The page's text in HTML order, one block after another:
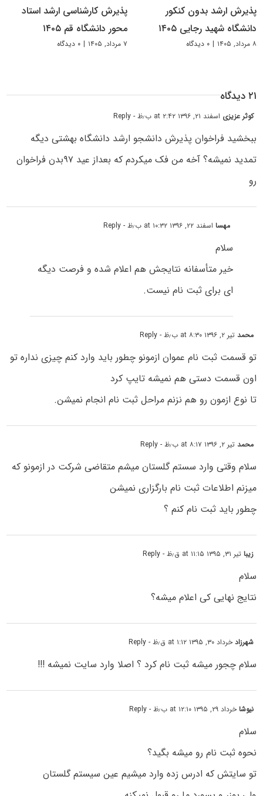
پذیرش ارشد بدون کنکور
دانشگاه شهید رجایی ۱۴۰۵
۸ مرداد, ۱۴۰۵ | ۰ دیدگاه
پذیرش کارشناسی ارشد استاد
محور دانشگاه قم ۱۴۰۵
۷ مرداد, ۱۴۰۵ | ۰ دیدگاه
۲۱ دیدگاه
کوثر عزیزی اسفند ۲۱, ۱۳۹۶ at ۲:۴۲ ب٫ظ - Reply
ببخشید فراخوان پذیرش دانشجو ارشد دانشگاه بهشتی دیگه
تمدید نمیشه؟ آخه من فک میکردم که بعداز عید ۹۷بدن فراخوان
رو
مهسااسفند ۲۲, ۱۳۹۶ at ۱۰:۳۲ ب٫ظ - Reply
سلام
خیر متأسفانه نتایجش هم اعلام شده و فرصت دیگه
ای برای ثبت نام نیست.
محمدتیر ۲, ۱۳۹۶ at ۸:۳۰ ب٫ظ - Reply
تو قسمت ثبت نام عموان ازمونو چطور باید وارد کنم چیزی نداره تو
اون قسمت دستی هم نمیشه تایپ کرد
تا نوع ازمون رو هم نزنم مراحل ثبت نام انجام نمیشن.
محمدتیر ۲, ۱۳۹۶ at ۸:۱۷ ب٫ظ - Reply
سلام وقتی وارد سستم گلستان میشم متقاضی شرکت در ازمونو که
میزنم اطلاعات ثبت نام بارگزاری نمیشن
چطور باید ثبت نام کنم ؟
زیباتیر ۳۱, ۱۳۹۵ at ۱۱:۱۵ ق٫ظ - Reply
سلام
نتایج نهایی کی اعلام میشه؟
شهرزادخرداد ۳۰, ۱۳۹۵ at ۱:۱۲ ق٫ظ - Reply
سلام چجور میشه ثبت نام کرد ؟ اصلا وارد سایت نمیشه !!!
نیوشاخرداد ۲۹, ۱۳۹۵ at ۱۲:۱۰ ب٫ظ - Reply
سلام
نحوه ثبت نام رو میشه بگید؟
تو سایتش که ادرس زده وارد میشیم عین سیستم گلستان